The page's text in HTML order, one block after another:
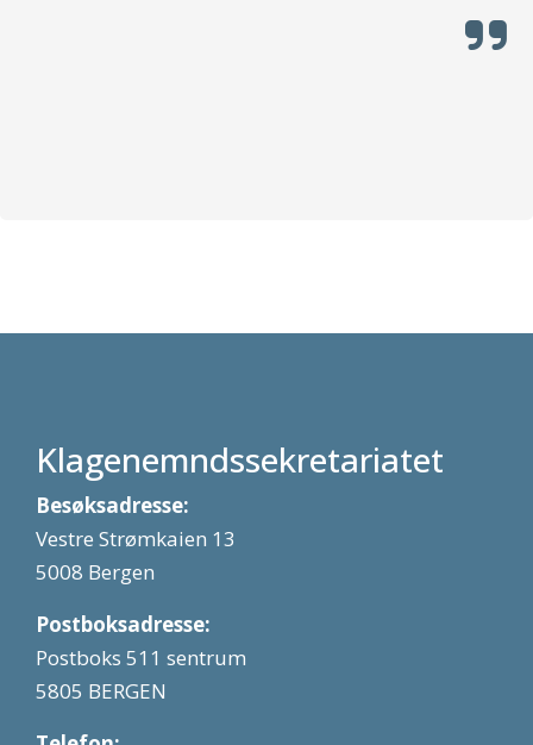
Klagenemndssekretariatet
Besøksadresse:
Vestre Strømkaien 13
5008 Bergen
Postboksadresse:
Postboks 511 sentrum
5805 BERGEN